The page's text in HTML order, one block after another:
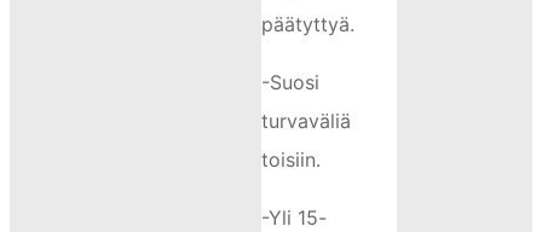
päätyttyä.
-Suosi
turvaväliä
toisiin.
-Yli 15-